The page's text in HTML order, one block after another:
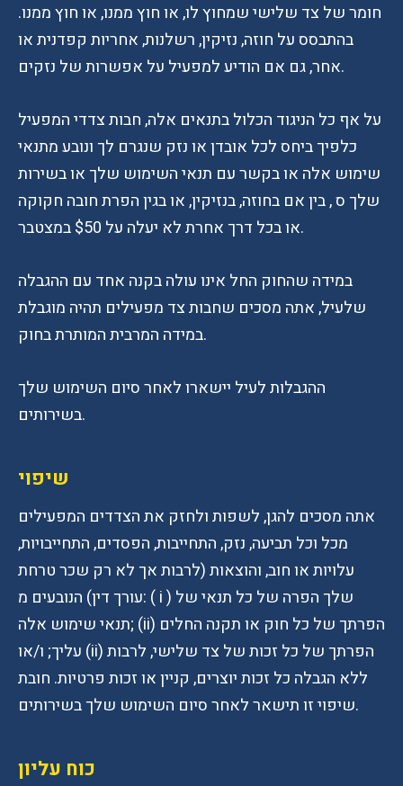
חומר של צד שלישי שמחוץ לו, או חוץ ממנו, או חוץ ממנו.
בהתבסס על חוזה, נזיקין, רשלנות, אחריות קפדנית או
אחר, גם אם הודיע למפעיל על אפשרות של נזקים.
על אף כל הניגוד הכלול בתנאים אלה, חבות צדדי המפעיל
כלפיך ביחס לכל אובדן או נזק שנגרם לך ונובע מתנאי
שימוש אלה או בקשר עם תנאי השימוש שלך או בשירות
שלך ס , בין אם בחוזה, בנזיקין, או בגין הפרת חובה חקוקה
או בכל דרך אחרת לא יעלה על $50 במצטבר.
במידה שהחוק החל אינו עולה בקנה אחד עם ההגבלה
שלעיל, אתה מסכים שחבות צד מפעילים תהיה מוגבלת
במידה המרבית המותרת בחוק.
ההגבלות לעיל יישארו לאחר סיום השימוש שלך
בשירותים.
שיפוי
אתה מסכים להגן, לשפות ולחזק את הצדדים המפעילים
מכל וכל תביעה, נזק, התחייבות, הפסדים, התחייבויות,
עלויות או חוב, והוצאות (לרבות אך לא רק שכר טרחת
עורך דין) הנובעים מ: ( i ) שלך הפרה של כל תנאי של
תנאי שימוש אלה; (ii) הפרתך של כל חוק או תקנה החלים
עליך; ו/או (ii) הפרתך של כל זכות של צד שלישי, לרבות
ללא הגבלה כל זכות יוצרים, קניין או זכות פרטיות. חובת
שיפוי זו תישאר לאחר סיום השימוש שלך בשירותים.
כוח עליון